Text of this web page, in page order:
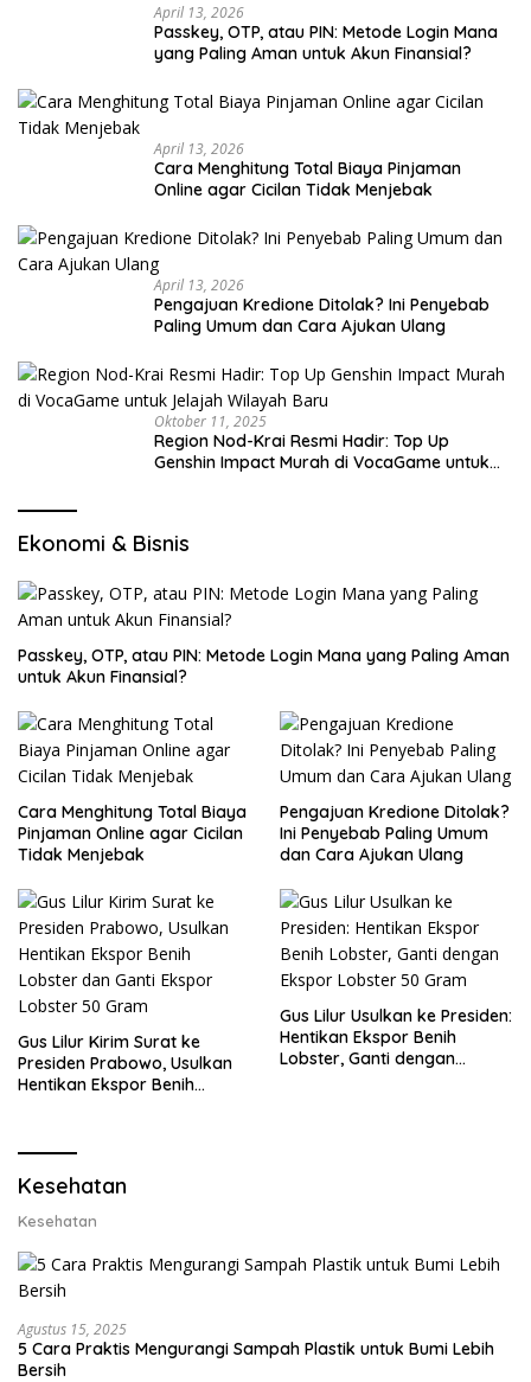
April 13, 2026
Passkey, OTP, atau PIN: Metode Login Mana
yang Paling Aman untuk Akun Finansial?
April 13, 2026
Cara Menghitung Total Biaya Pinjaman
Online agar Cicilan Tidak Menjebak
April 13, 2026
Pengajuan Kredione Ditolak? Ini Penyebab
Paling Umum dan Cara Ajukan Ulang
Oktober 11, 2025
Region Nod-Krai Resmi Hadir: Top Up
Genshin Impact Murah di VocaGame untuk
Ekonomi & Bisnis
Passkey, OTP, atau PIN: Metode Login Mana yang Paling Aman
untuk Akun Finansial?
Cara Menghitung Total Biaya
Pinjaman Online agar Cicilan
Tidak Menjebak
Pengajuan Kredione Ditolak?
Ini Penyebab Paling Umum
dan Cara Ajukan Ulang
Gus Lilur Kirim Surat ke
Presiden Prabowo, Usulkan
Hentikan Ekspor Benih
Gus Lilur Usulkan ke Presiden:
Hentikan Ekspor Benih
Lobster, Ganti dengan
Kesehatan
Kesehatan
Agustus 15, 2025
5 Cara Praktis Mengurangi Sampah Plastik untuk Bumi Lebih
Bersih